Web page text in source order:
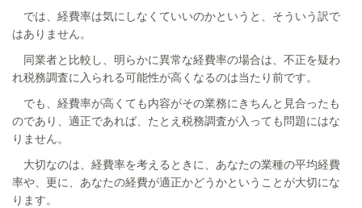
では、経費率は気にしなくていいのかというと、そういう訳で
はありません。
同業者と比較し、明らかに異常な経費率の場合は、不正を疑わ
れ税務調査に入られる可能性が高くなるのは当たり前です。
でも、経費率が高くても内容がその業務にきちんと見合ったも
のであり、適正であれば、たとえ税務調査が入っても問題にはな
りません。
大切なのは、経費率を考えるときに、あなたの業種の平均経費
率や、更に、あなたの経費が適正かどうかということが大切にな
ります。